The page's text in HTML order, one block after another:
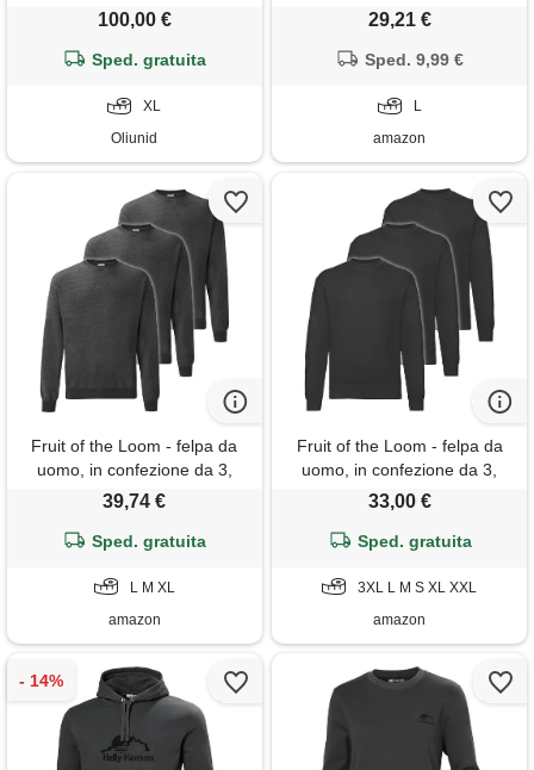
cappuccio uomo
100,00 €
Sped. gratuita
XL
Oliunid
maniche lunghe, invernale,
cotone, classico, alla moda,
29,21 €
Sped. 9,99 €
L
amazon
Fruit of the Loom - felpa da
uomo, in confezione da 3,
grigio scuro, l
39,74 €
Sped. gratuita
L M XL
amazon
Fruit of the Loom - felpa da
uomo, in confezione da 3,
nero , xxl
33,00 €
Sped. gratuita
3XL L M S XL XXL
amazon